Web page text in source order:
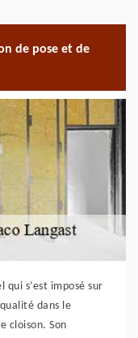
de pose et de
qui s’est imposé sur
dans le
cloison. Son